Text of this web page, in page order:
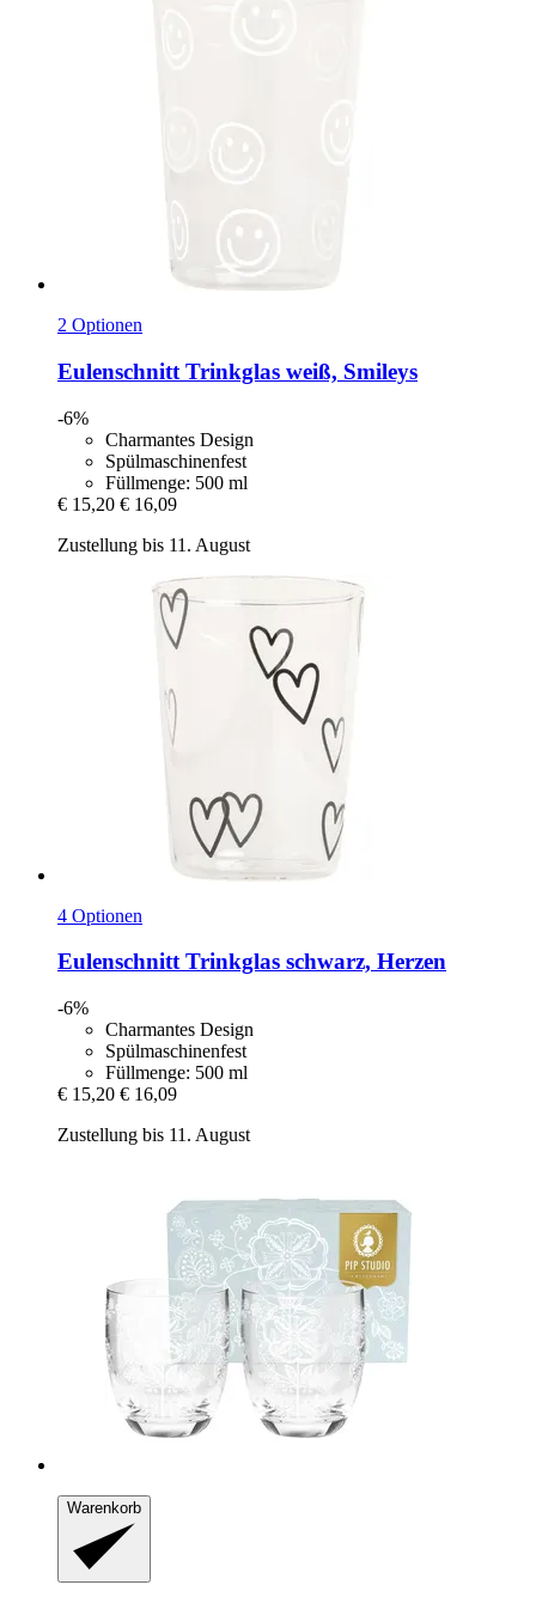
2 Optionen
Eulenschnitt Trinkglas weiß, Smileys
-6%
Charmantes Design
Spülmaschinenfest
Füllmenge: 500 ml
€ 15,20 € 16,09
Zustellung bis 11. August
4 Optionen
EulenschnittTrinkglas schwarz, Herzen
-6%
Charmantes Design
Spülmaschinenfest
Füllmenge: 500 ml
€ 15,20 € 16,09
Zustellung bis 11. August
Warenkorb